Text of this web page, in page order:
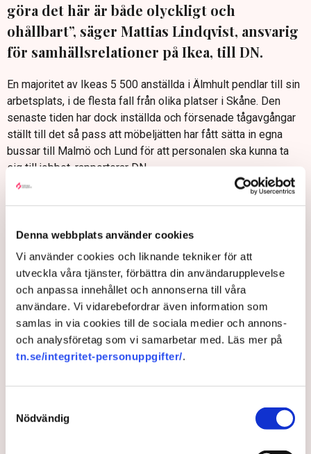
Denna webbplats använder cookies
Vi använder cookies och liknande tekniker för att
utveckla våra tjänster, förbättra din användarupplevelse
och anpassa innehållet och annonserna till våra
användare. Vi vidarebefordrar även information som
samlas in via cookies till de sociala medier och annons-
och analysföretag som vi samarbetar med. Läs mer på
tn.se/integritet-personuppgifter/.
Nödvändig
göra det här är både olyckligt och
ohållbart”, säger Mattias Lindqvist, ansvarig
för samhällsrelationer på Ikea, till DN.
En majoritet av Ikeas 5 500 anställda i Älmhult pendlar till sin
arbetsplats, i de flesta fall från olika platser i Skåne. Den
senaste tiden har dock inställda och försenade tågavgångar
ställt till det så pass att möbeljätten har fått sätta in egna
bussar till Malmö och Lund för att personalen ska kunna ta
sig till jobbet, rapporterar DN.
– Många medarbetare har börjat fundera på om de faktiskt får
ihop tillvaron med att bo på annan ort och pendla hit. Det
arbetsgivare, både att kunna behålla medarbetare och även
att kunna rekrytera den kompetens vi behöver, säger Mattias
Lindqvist, ansvarig för samhällsrelationer på Ikea, till
tidningen.
Att ett företag ska behöva gå in och arrangera resor anser
han dock är både ”olyckligt och ohållbart”.
Frustrationen delas av en rad aktörer, bland annat
södra Sverige har blivit alltmer påtaglig. Nyligen lyftes
Aronsson som
på området.